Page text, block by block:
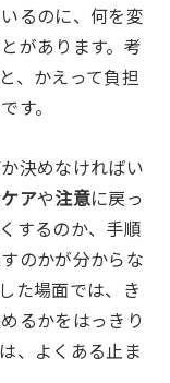
るのに、何を変
があります。考
、かえって負担
す。
決めなければい
アや注意に戻っ
するのか、手順
のかが分からな
た場面では、き
るかをはっきり
、よくある止ま